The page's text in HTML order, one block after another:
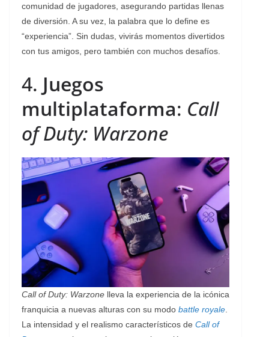
comunidad de jugadores, asegurando partidas llenas
de diversión. A su vez, la palabra que lo define es
“experiencia”. Sin dudas, vivirás momentos divertidos
con tus amigos, pero también con muchos desafíos.
4. Juegos
multiplataforma: Call
of Duty: Warzone
Call of Duty: Warzone lleva la experiencia de la icónica
franquicia a nuevas alturas con su modo battle royale
La intensidad y el realismo característicos de Call of